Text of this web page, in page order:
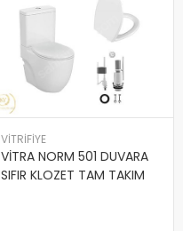
VİTRİFİYE
VİTRA NORM 501 DUVARA
SIFIR KLOZET TAM TAKIM